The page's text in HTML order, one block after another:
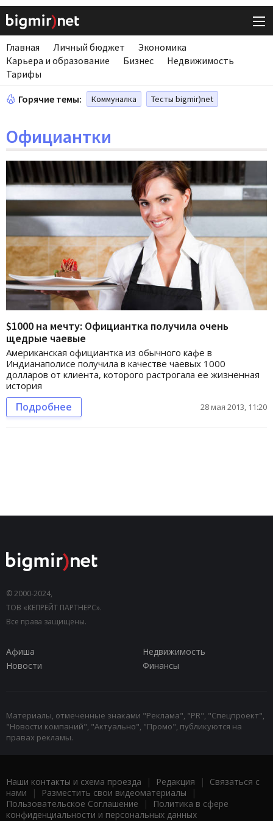
Главная Личный бюджет
Экономика
Карьера и образование
Бизнес
Недвижимость
Тарифы
Горячие темы: Коммуналка Тесты bigmir)net
Официантки
$1000 на мечту: Официантка получила очень
щедрые чаевые
Американская официантка из обычного кафе в
Индианаполисе получила в качестве чаевых 1000
долларов от клиента, которого растрогала ее жизненная
история
Подробнее 28 мая 2013, 11:20
© 2000-2024,
ТОВ «КЕПРЕЙТ ПАРТНЕРС».
Все права защищены.
Афиша
Недвижимость
Новости
Финансы
Материалы, отмеченные знаками "Реклама", "PR", "Спецпроект",
"Новости компаний", "Актуально", "Промо", публикуются на
правах рекламы.
Наши контакты и схема проезда | Редакция | Связаться с
нами | Разместить свои видеоматериалы |
Пользовательское Соглашение |
Политика в сфере
конфиденциальности и персональных данных